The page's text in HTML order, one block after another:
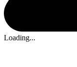
Loading...